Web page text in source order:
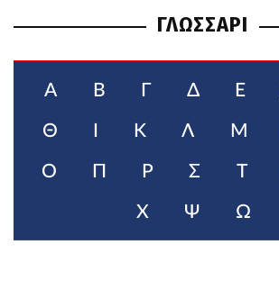
ΓΛΩΣΣΑΡΙ
Α Β Γ Δ Ε
Θ Κ Λ Μ
Ο Π Ρ Σ Τ
Χ Ψ Ω